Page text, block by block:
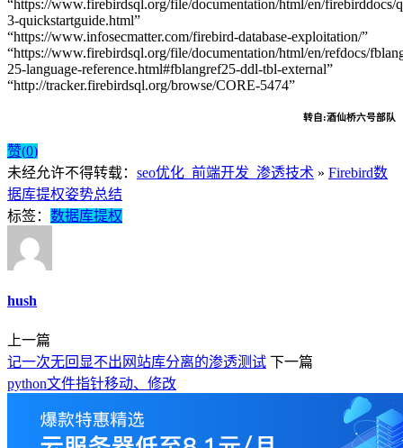
“https://www.firebirdsql.org/file/documentation/html/en/firebirddocs/
3-quickstartguide.html”
“https://www.infosecmatter.com/firebird-database-exploitation/”
“https://www.firebirdsql.org/file/documentation/html/en/refdocs/
25-language-reference.html#fblangref25-ddl-tbl-external”
“http://tracker.firebirdsql.org/browse/CORE-5474”
转自:酒仙桥六号部队
赞(0)
未经允许不得转载： seo优化_前端开发_渗透技术 » Firebird数
据库提权姿势总结
标签： 数据库提权
hush
上一篇
记一次无回显不出网站库分离的渗透测试 下一篇
python文件指针移动、修改